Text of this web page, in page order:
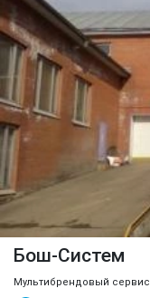
Бош-Систем
Мультибрендовый сервис